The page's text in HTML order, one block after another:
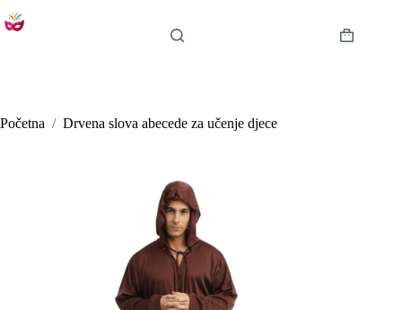
na
Košarica
Početna / Drvena slova abecede za učenje djece